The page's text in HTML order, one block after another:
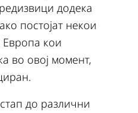
додека
постојат некои
Европа кои
во овој момент,
до различни